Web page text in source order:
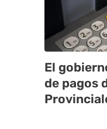
El
de pagos